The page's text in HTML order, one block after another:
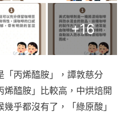
+16
「丙烯醯胺」，譚敦慈分
醯胺」比較高，中烘焙開
乎都沒有了，「綠原酸」